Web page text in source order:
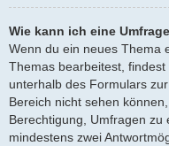
Wie kann ich eine
Wenn du ein neues Thema
Themas bearbeitest, findest
unterhalb des Formulars
Bereich nicht sehen
Berechtigung, Umfragen zu
mindestens zwei